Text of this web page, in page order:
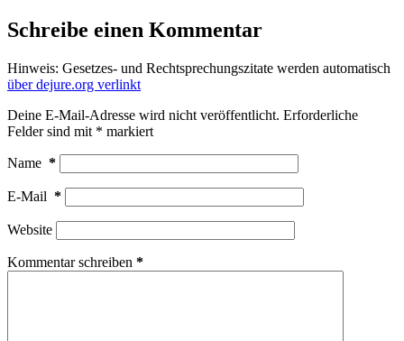
Schreibe einen Kommentar
Hinweis: Gesetzes- und Rechtsprechungszitate werden automatisch
über dejure.org verlinkt
Deine E-Mail-Adresse wird nicht veröffentlicht. Erforderliche
Felder sind mit * markiert
Name *
E-Mail *
Website
Kommentar schreiben *